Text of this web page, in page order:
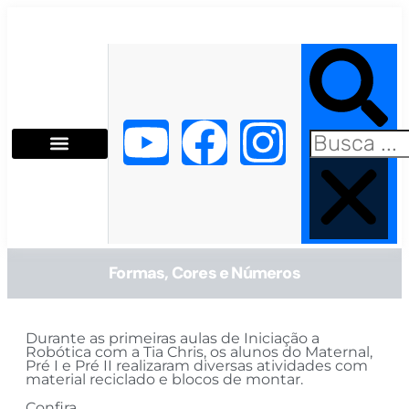
Y
o
u
t
u
b
F
a
c
e
b
o
I
n
s
t
a
g
Pesquisar
Formas, Cores e Números
Durante as primeiras aulas de Iniciação a
Robótica com a Tia Chris, os alunos do Maternal,
Pré I e Pré II realizaram diversas atividades com
material reciclado e blocos de montar.